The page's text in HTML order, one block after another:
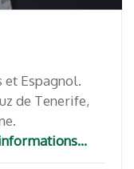
et Espagnol.
de Tenerife,